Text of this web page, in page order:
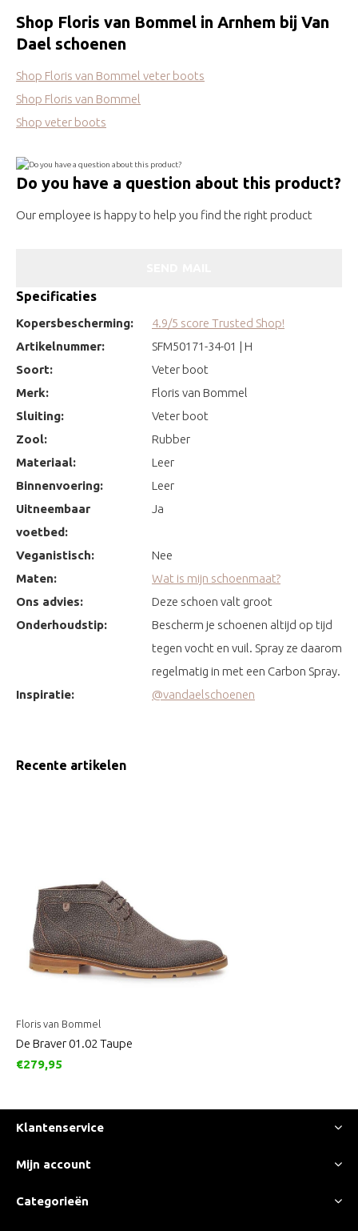
Shop Floris van Bommel in Arnhem bij Van
Dael schoenen
Shop Floris van Bommel veter boots
Shop Floris van Bommel
Shop veter boots
Do you have a question about this product?
Our employee is happy to help you find the right product
Specificaties
Kopersbescherming:
4.9/5 score Trusted Shop!
Artikelnummer:
SFM50171-34-01 | H
Soort:
Veter boot
Merk:
Floris van Bommel
Sluiting:
Veter boot
Zool:
Rubber
Materiaal:
Leer
Binnenvoering:
Leer
Uitneembaar
voetbed:
Ja
Veganistisch:
Nee
Maten:
Wat is mijn schoenmaat?
Ons advies:
Deze schoen valt groot
Onderhoudstip:
Bescherm je schoenen altijd op tijd
tegen vocht en vuil. Spray ze daarom
regelmatig in met een Carbon Spray.
Inspiratie:
@vandaelschoenen
Recente artikelen
Floris van Bommel
De Braver 01.02 Taupe
€279,95
Klantenservice
Mijn account
Categorieën